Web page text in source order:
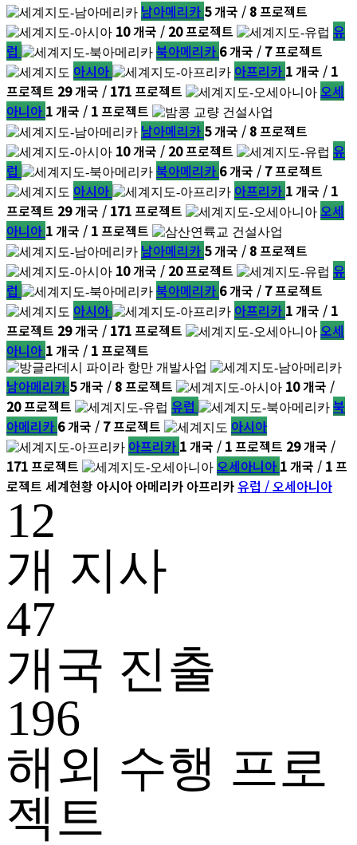
남아메리카 5개국 / 8프로젝트
10개국 / 20프로젝트
유
럽
북아메리카 6개국 / 7프로젝트
아시아
아프리카 1개국 / 1
프로젝트 29개국 / 171프로젝트
오세
아니아 1개국 / 1프로젝트
남아메리카 5개국 / 8프로젝트
10개국 / 20프로젝트
유
럽
북아메리카 6개국 / 7프로젝트
아시아
아프리카 1개국 / 1
프로젝트 29개국 / 171프로젝트
오세
아니아 1개국 / 1프로젝트
남아메리카 5개국 / 8프로젝트
10개국 / 20프로젝트
유
럽
북아메리카 6개국 / 7프로젝트
아시아
아프리카 1개국 / 1
프로젝트 29개국 / 171프로젝트
오세
아니아 1개국 / 1프로젝트
남아메리카 5개국 / 8프로젝트 10개국 /
20프로젝트 유럽
북
아메리카 6개국 / 7프로젝트
아시아
아프리카 1개국 / 1프로젝트 29개국 /
171프로젝트 오세아니아 1개국 / 1프
로젝트 세계현황 아시아 아메리카 아프리카유럽 / 오세아니아
12
개 지사
47
개국 진출
196
해외 수행 프로
젝트